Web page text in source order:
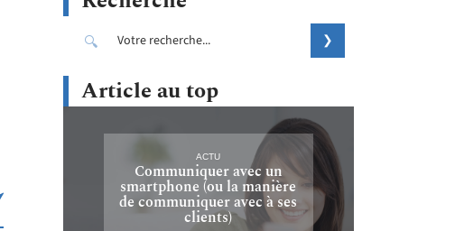
Article au top
ACTU
Communiquer avec un
smartphone (ou la manière
de communiquer avec à ses
clients)